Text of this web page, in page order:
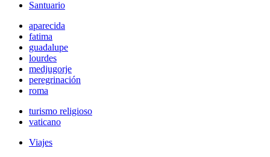
Santuario
aparecida
fatima
guadalupe
lourdes
medjugorje
peregrinación
roma
turismo religioso
vaticano
Viajes